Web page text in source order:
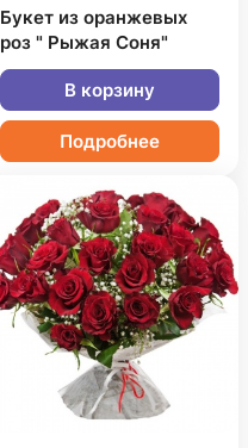
Букет из оранжевых
роз " Рыжая Соня"
В корзину
Подробнее